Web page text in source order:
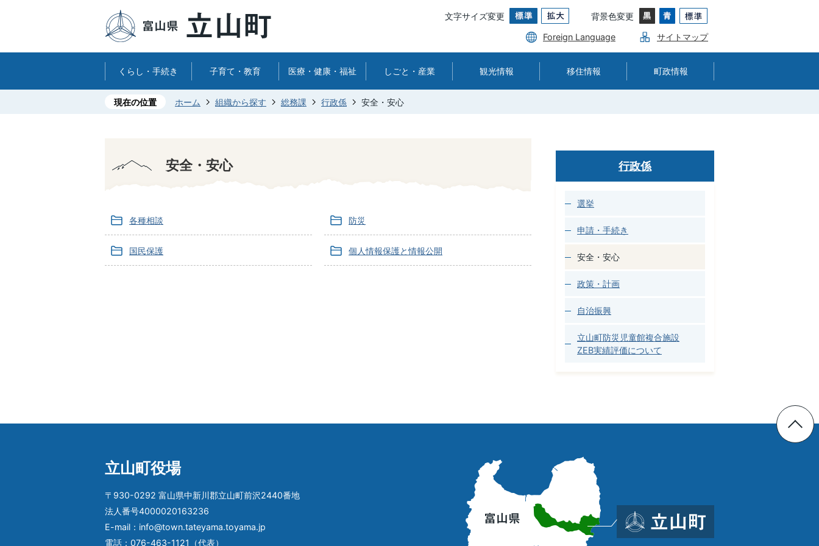
文字サイズ変更 背景色変更
Foreign Language サイトマップ
くらし・手続き 子育て・教育 医療・健康・福祉 しごと・産業 観光情報 移住情報 町政情報
現在の位置 ホーム 組織から探す 総務課 行政係 安全・安心
安全・安心
各種相談 防災
国民保護 個人情報保護と情報公開
行政係
選挙
申請・手続き
安全・安心
政策・計画
自治振興
立山町防災児童館複合施設
ZEB実績評価について
立山町役場
〒930-0292 富山県中新川郡立山町前沢2440番地
法人番号4000020163236
E-mail：info@town.tateyama.toyama.jp
電話：076-463-1121（代表）
の
位
置
立
山